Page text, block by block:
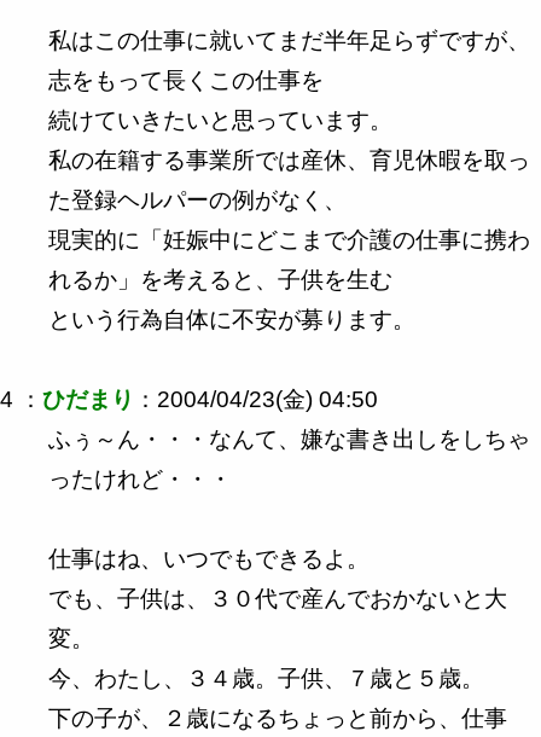
私はこの仕事に就いてまだ半年足らずですが、
志をもって長くこの仕事を
続けていきたいと思っています。
私の在籍する事業所では産休、育児休暇を取っ
た登録ヘルパーの例がなく、
現実的に「妊娠中にどこまで介護の仕事に携わ
れるか」を考えると、子供を生む
という行為自体に不安が募ります。
4 ： ひだまり ：2004/04/23(金) 04:50
ふぅ～ん・・・なんて、嫌な書き出しをしちゃ
ったけれど・・・
仕事はね、いつでもできるよ。
でも、子供は、３０代で産んでおかないと大
変。
今、わたし、３４歳。子供、７歳と５歳。
下の子が、２歳になるちょっと前から、仕事